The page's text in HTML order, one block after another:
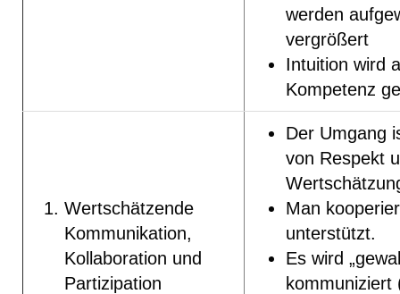
werden
vergrößert
Intuition wird
Kompetenz
Wertschätzende
Kommunikation,
Kollaboration und
Partizipation
Der Umgang
von Respekt
Man
unterstützt.
Es wird
kommuniziert